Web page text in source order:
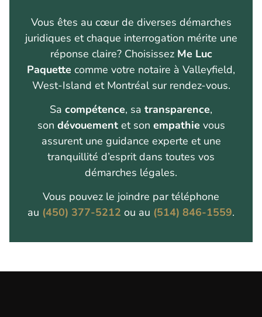
Vous êtes au cœur de diverses démarches
juridiques et chaque interrogation mérite une
réponse claire? Choisissez Me Luc
Paquette comme votre notaire à Valleyfield,
West-Island et Montréal sur rendez-vous.
Sa compétence, sa transparence,
son dévouement et son empathie vous
assurent une guidance experte et une
tranquillité d’esprit dans toutes vos
démarches légales.
Vous pouvez le joindre par téléphone
au (450) 377-5212 ou au (514) 846-1559.